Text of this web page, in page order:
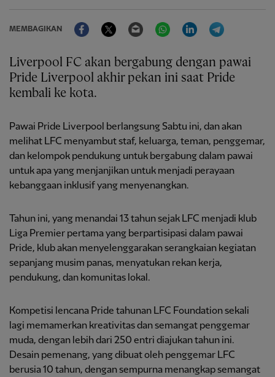
MEMBAGIKAN
FacebookTwitter Email WhatsAppLinkedIn
Liverpool FC akan bergabung dengan pawai
Pride Liverpool akhir pekan ini saat Pride
kembali ke kota.
Pawai Pride Liverpool berlangsung Sabtu ini, dan akan
melihat LFC menyambut staf, keluarga, teman, penggemar,
dan kelompok pendukung untuk bergabung dalam pawai
untuk apa yang menjanjikan untuk menjadi perayaan
kebanggaan inklusif yang menyenangkan.
Tahun ini, yang menandai 13 tahun sejak LFC menjadi klub
Liga Premier pertama yang berpartisipasi dalam pawai
Pride, klub akan menyelenggarakan serangkaian kegiatan
sepanjang musim panas, menyatukan rekan kerja,
pendukung, dan komunitas lokal.
Kompetisi lencana Pride tahunan LFC Foundation sekali
lagi memamerkan kreativitas dan semangat penggemar
muda, dengan lebih dari 250 entri diajukan tahun ini.
Desain pemenang, yang dibuat oleh penggemar LFC
berusia 10 tahun, dengan sempurna menangkap semangat